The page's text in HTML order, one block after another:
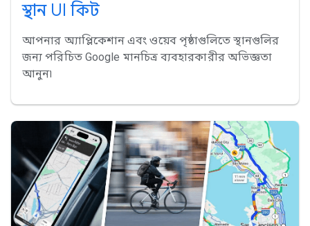
স্থান UI কিট
আপনার অ্যাপ্লিকেশান এবং ওয়েব পৃষ্ঠাগুলিতে স্থানগুলির
জন্য পরিচিত Google মানচিত্র ব্যবহারকারীর অভিজ্ঞতা
আনুন৷